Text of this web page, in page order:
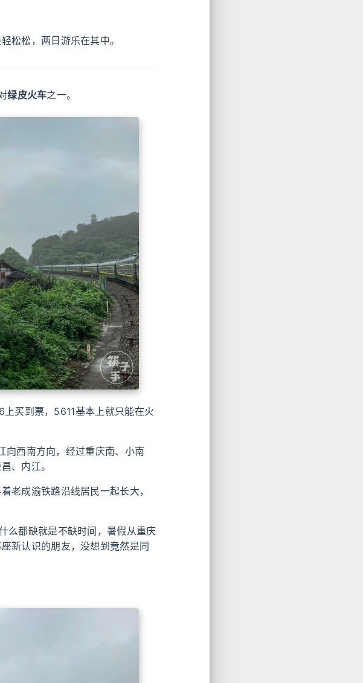
松松，两日游乐在其中。
绿皮火车之一。
买到票，5611基本上就只能在火
西南方向，经过重庆南、小南
、内江。
老成渝铁路沿线居民一起长大，
么都缺就是不缺时间，暑假从重庆
新认识的朋友，没想到竟然是同